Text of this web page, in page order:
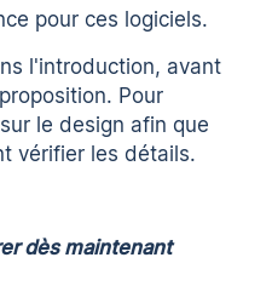
pour ces logiciels.
l'introduction, avant
Pour
le design afin que
vérifier les détails.
dès maintenant